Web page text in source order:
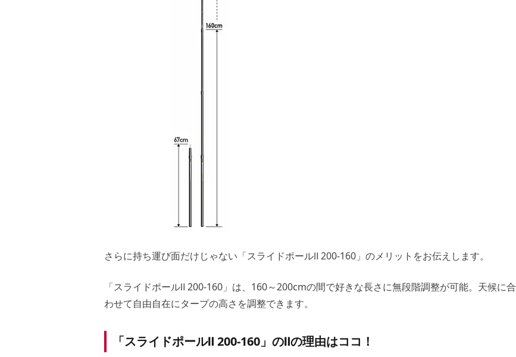
さらに持ち運び面だけじゃない「スライドポールⅡ 200-160」のメリットをお伝えします。
「スライドポールⅡ 200-160」は、160～200cmの間で好きな長さに無段階調整が可能。天候に合
わせて自由自在にタープの高さを調整できます。
「スライドポールⅡ 200-160」のⅡの理由はココ！